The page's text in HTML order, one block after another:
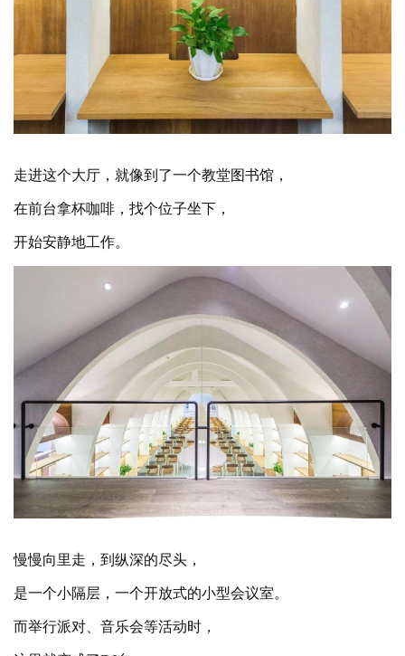
在前台拿杯咖啡，找个位子坐下，
开始安静地工作。
是一个小隔层，一个开放式的小型会议室。
而举行派对、音乐会等活动时，
这里就变成了 DJ台。